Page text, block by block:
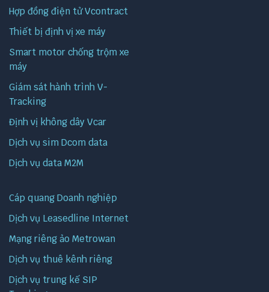
Hợp đồng điện tử Vcontract
Thiết bị định vị xe máy
Smart motor chống trộm xe
máy
Giám sát hành trình V-
Tracking
Định vị không dây Vcar
Dịch vụ sim Dcom data
Dịch vụ data M2M
Cáp quang Doanh nghiệp
Dịch vụ Leasedline Internet
Mạng riêng ảo Metrowan
Dịch vụ thuê kênh riêng
Dịch vụ trung kế SIP